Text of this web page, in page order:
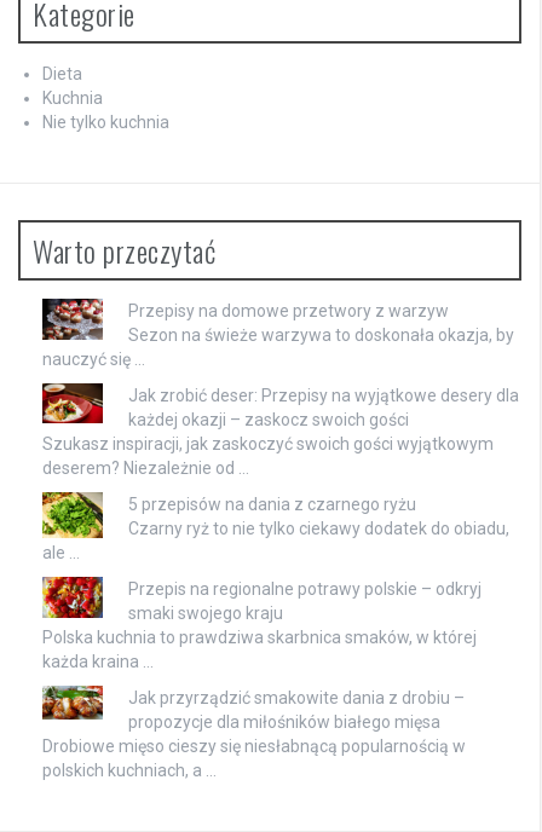
Kategorie
Dieta
Kuchnia
Nie tylko kuchnia
Warto przeczytać
Przepisy na domowe przetwory z warzyw
Sezon na świeże warzywa to doskonała okazja, by
nauczyć się …
Jak zrobić deser: Przepisy na wyjątkowe desery dla
każdej okazji – zaskocz swoich gości
Szukasz inspiracji, jak zaskoczyć swoich gości wyjątkowym
deserem? Niezależnie od …
5 przepisów na dania z czarnego ryżu
Czarny ryż to nie tylko ciekawy dodatek do obiadu,
ale …
Przepis na regionalne potrawy polskie – odkryj
smaki swojego kraju
Polska kuchnia to prawdziwa skarbnica smaków, w której
każda kraina …
Jak przyrządzić smakowite dania z drobiu –
propozycje dla miłośników białego mięsa
Drobiowe mięso cieszy się niesłabnącą popularnością w
polskich kuchniach, a …